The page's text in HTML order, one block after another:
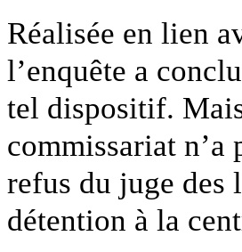
Réalisée en lien
l’enquête a
tel dispositif.
commissariat
refus du juge
détention à la